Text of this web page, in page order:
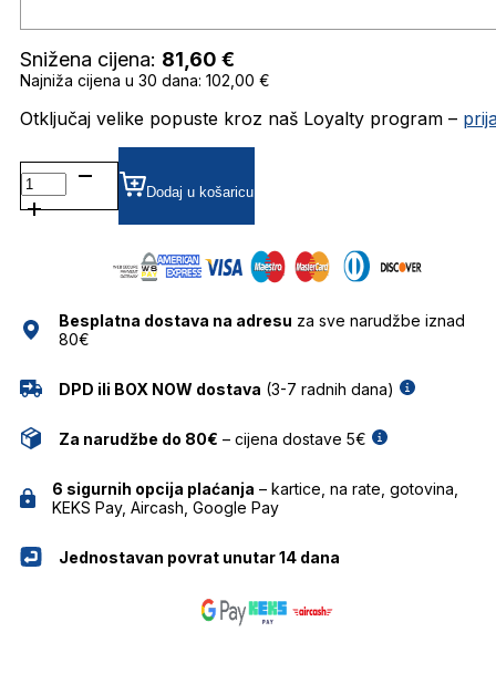
Snižena cijena: 81,60 €
Najniža cijena u 30 dana: 102,00 €
Otključaj velike popuste kroz naš Loyalty program –
VISCINDY SUNČANE
NAOČALE
VISIONARIO
Dodaj u košaricu
Besplatna dostava na adresu za sve narudžbe iznad
80€
DPD ili BOX NOW dostava (3-7 radnih dana)
Za narudžbe do 80€ – cijena dostave 5€
6 sigurnih opcija plaćanja – kartice, na rate, gotovina,
KEKS Pay, Aircash, Google Pay
Jednostavan povrat unutar 14 dana